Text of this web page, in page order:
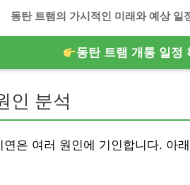
동탄 트램의 가시적인 미래와 예상 일
동탄 트램 개통 일정
인 분석
은 여러 원인에 기인합니다. 아